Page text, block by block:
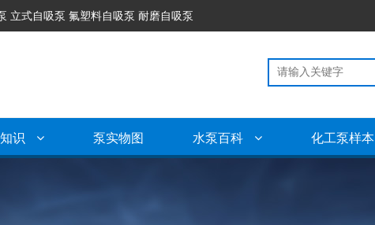
立式自吸泵 氟塑料自吸泵 耐磨自吸泵
识 泵实物图 水泵百科 化工泵样本